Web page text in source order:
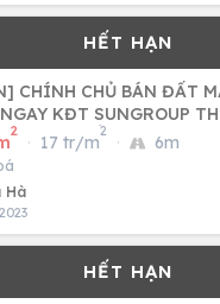
CHÍNH CHỦ BÁN ĐẤT
KĐT SUNGROUP
BÔNG ĐỒNG
2
· 17 tr/m
2
· 6m
Hà